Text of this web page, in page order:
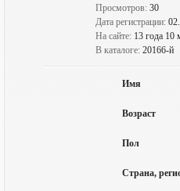
Просмотров: 30
Дата регистрации:
На сайте: 13 года 10
В каталоге: 20166-й
Имя
Возраст
Пол
Страна,